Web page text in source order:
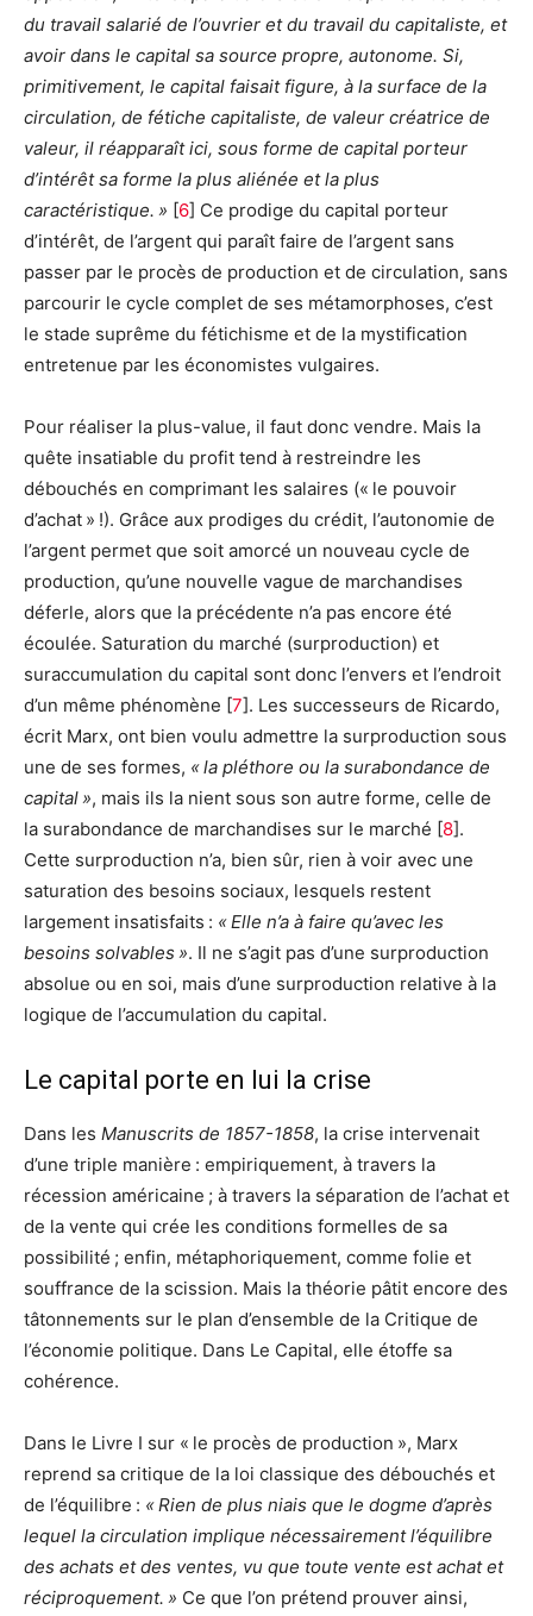
du travail salarié de l’ouvrier et du travail du capitaliste, et
avoir dans le capital sa source propre, autonome. Si,
primitivement, le capital faisait figure, à la surface de la
circulation, de fétiche capitaliste, de valeur créatrice de
valeur, il réapparaît ici, sous forme de capital porteur
d’intérêt sa forme la plus aliénée et la plus
caractéristique. » [6] Ce prodige du capital porteur
d’intérêt, de l’argent qui paraît faire de l’argent sans
passer par le procès de production et de circulation, sans
parcourir le cycle complet de ses métamorphoses, c’est
le stade suprême du fétichisme et de la mystification
entretenue par les économistes vulgaires.
Pour réaliser la plus-value, il faut donc vendre. Mais la
quête insatiable du profit tend à restreindre les
débouchés en comprimant les salaires (« le pouvoir
d’achat » !). Grâce aux prodiges du crédit, l’autonomie de
l’argent permet que soit amorcé un nouveau cycle de
production, qu’une nouvelle vague de marchandises
déferle, alors que la précédente n’a pas encore été
écoulée. Saturation du marché (surproduction) et
suraccumulation du capital sont donc l’envers et l’endroit
d’un même phénomène [7]. Les successeurs de Ricardo,
écrit Marx, ont bien voulu admettre la surproduction sous
une de ses formes, « la pléthore ou la surabondance de
capital », mais ils la nient sous son autre forme, celle de
la surabondance de marchandises sur le marché [8].
Cette surproduction n’a, bien sûr, rien à voir avec une
saturation des besoins sociaux, lesquels restent
largement insatisfaits : « Elle n’a à faire qu’avec les
besoins solvables ». Il ne s’agit pas d’une surproduction
absolue ou en soi, mais d’une surproduction relative à la
logique de l’accumulation du capital.
Le capital porte en lui la crise
Dans les Manuscrits de 1857-1858, la crise intervenait
d’une triple manière : empiriquement, à travers la
récession américaine ; à travers la séparation de l’achat et
de la vente qui crée les conditions formelles de sa
possibilité ; enfin, métaphoriquement, comme folie et
souffrance de la scission. Mais la théorie pâtit encore des
tâtonnements sur le plan d’ensemble de la Critique de
l’économie politique. Dans Le Capital, elle étoffe sa
cohérence.
Dans le Livre I sur « le procès de production », Marx
reprend sa critique de la loi classique des débouchés et
de l’équilibre : « Rien de plus niais que le dogme d’après
lequel la circulation implique nécessairement l’équilibre
des achats et des ventes, vu que toute vente est achat et
réciproquement. » Ce que l’on prétend prouver ainsi,